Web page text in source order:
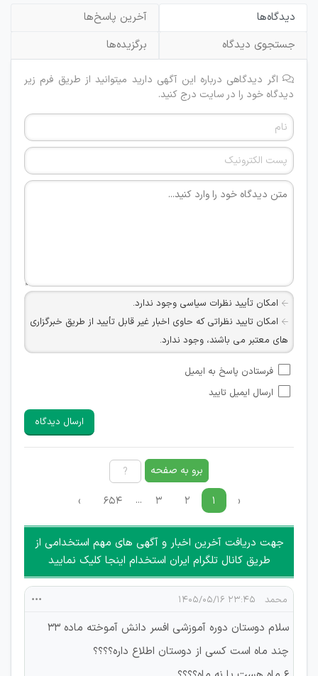
دیدگاه‌ها
آخرین پاسخ‌ها
جستجوی دیدگاه
برگزیده‌ها
اگر دیدگاهی درباره این آگهی دارید میتوانید از طریق فرم زیر
دیدگاه خود را در سایت درج کنید.
امکان تأیید نظرات سیاسی وجود ندارد.
امکان تایید نظراتی که حاوی اخبار غیر قابل تأیید از طریق خبرگزاری
های معتبر می باشند، وجود ندارد.
شبکه های مجازی ارتباطی می باشند وجود ندارد.
امکان تأیید نظرات کاربرانی که به هر طریقی قصد مأیوس کردن
هرگونه تحریک، تحقیر و کنایه به سایر افراد (مسئول و غیر مسئول)
غیر مجاز می باشد.
امکان هماهنگی برای هرگونه ملاقات حضوری چه به صورت دسته
جمعی و چه فردی توسط کاربران سایت وجود ندارد.
فرستادن پاسخ به ایمیل
ارسال ایمیل تایید
ارسال دیدگاه
برو به صفحه
‹ ۱ ۲ ۳ ... ۶۵۴ ›
جهت دریافت آخرین اخبار و آگهی های مهم استخدامی از
طریق کانال تلگرام ایران استخدام اینجا کلیک نمایید
محمد ۲۳:۴۵ ۱۴۰۵/۰۵/۱۶
سلام دوستان دوره آموزشی افسر دانش آموخته ماده ۳۳
چند ماه است کسی از دوستان اطلاع داره؟؟؟؟